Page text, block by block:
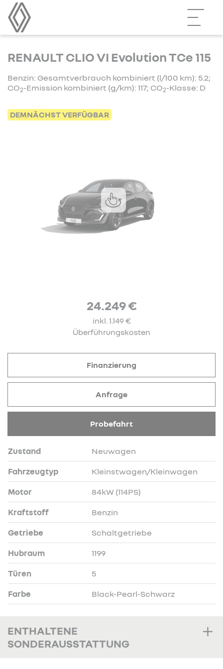
RENAULT CLIO VI Evolution TCe 115
Benzin: Gesamtverbrauch kombiniert (l/100 km): 5.2;
CO2-Emission kombiniert (g/km): 117; CO2-Klasse: D
DEMNÄCHST VERFÜGBAR
24.249 €
inkl. 1.149 €
Überführungskosten
Zustand Neuwagen
Fahrzeugtyp Kleinstwagen/Kleinwagen
Motor 84kW (114PS)
Kraftstoff Benzin
Getriebe Schaltgetriebe
Hubraum 1199
Türen 5
Farbe Black-Pearl-Schwarz
Finanzierung
Anfrage
Probefahrt
ENTHALTENE
SONDERAUSSTATTUNG